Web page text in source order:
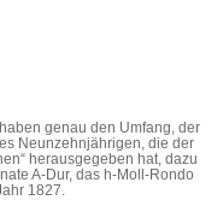
genau den Umfang, der
Neunzehnjährigen, die der
herausgegeben hat, dazu
A-Dur, das h-Moll-Rondo
1827.